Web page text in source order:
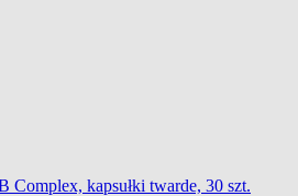
Complex, kapsułki twarde, 30 szt.